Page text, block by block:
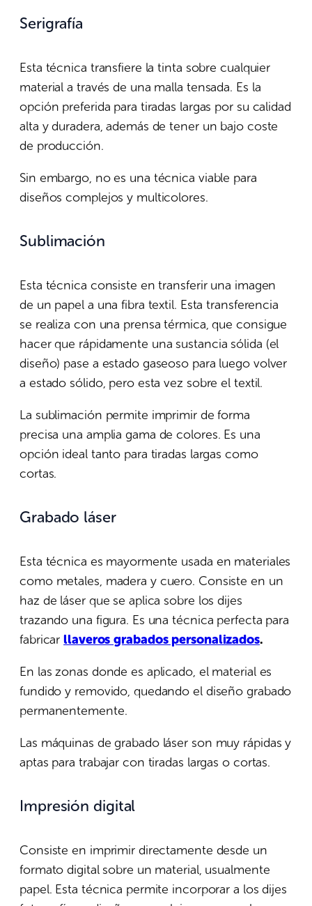
Serigrafía
Esta técnica transfiere la tinta sobre cualquier
material a través de una malla tensada. Es la
opción preferida para tiradas largas por su calidad
alta y duradera, además de tener un bajo coste
de producción.
Sin embargo, no es una técnica viable para
diseños complejos y multicolores.
Sublimación
Esta técnica consiste en transferir una imagen
de un papel a una fibra textil. Esta transferencia
se realiza con una prensa térmica, que consigue
hacer que rápidamente una sustancia sólida (el
diseño) pase a estado gaseoso para luego volver
a estado sólido, pero esta vez sobre el textil.
La sublimación permite imprimir de forma
precisa una amplia gama de colores. Es una
opción ideal tanto para tiradas largas como
cortas.
Grabado láser
Esta técnica es mayormente usada en materiales
como metales, madera y cuero. Consiste en un
haz de láser que se aplica sobre los dijes
trazando una figura. Es una técnica perfecta para
fabricarllaveros grabados personalizados.
En las zonas donde es aplicado, el material es
fundido y removido, quedando el diseño grabado
permanentemente.
Las máquinas de grabado láser son muy rápidas y
aptas para trabajar con tiradas largas o cortas.
Impresión digital
Consiste en imprimir directamente desde un
formato digital sobre un material, usualmente
papel. Esta técnica permite incorporar a los dijes